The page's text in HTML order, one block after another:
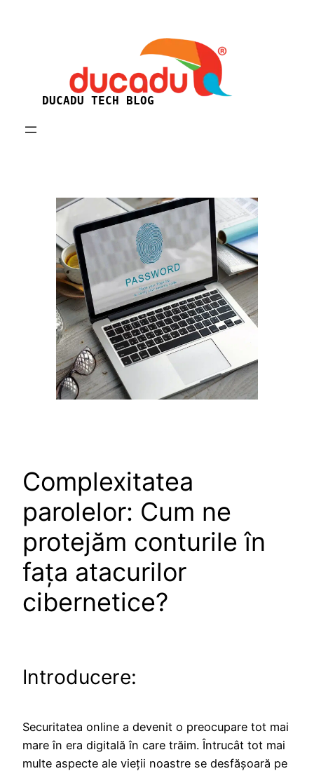
DUCADU TECH BLOG
Complexitatea
parolelor: Cum ne
protejăm conturile în
fața atacurilor
cibernetice?
Introducere:
Securitatea online a devenit o preocupare tot mai
mare în era digitală în care trăim. Întrucât tot mai
multe aspecte ale vieții noastre se desfășoară pe